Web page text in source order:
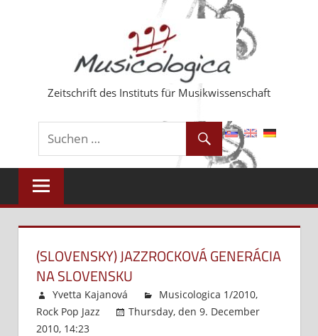
Zeitschrift des Instituts für Musikwissenschaft
(SLOVENSKY) JAZZROCKOVÁ GENERÁCIA
NA SLOVENSKU
Yvetta Kajanová Musicologica 1/2010,
Rock Pop Jazz
Thursday, den 9. December
2010, 14:23